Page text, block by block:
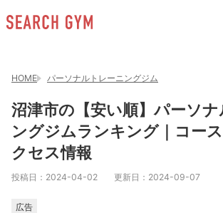
HOME パーソナルトレーニングジム
沼津市の【安い順】パーソ
ングジムランキング｜コー
クセス情報
投稿日： 2024-04-02 更新日： 2024-09-07
広告